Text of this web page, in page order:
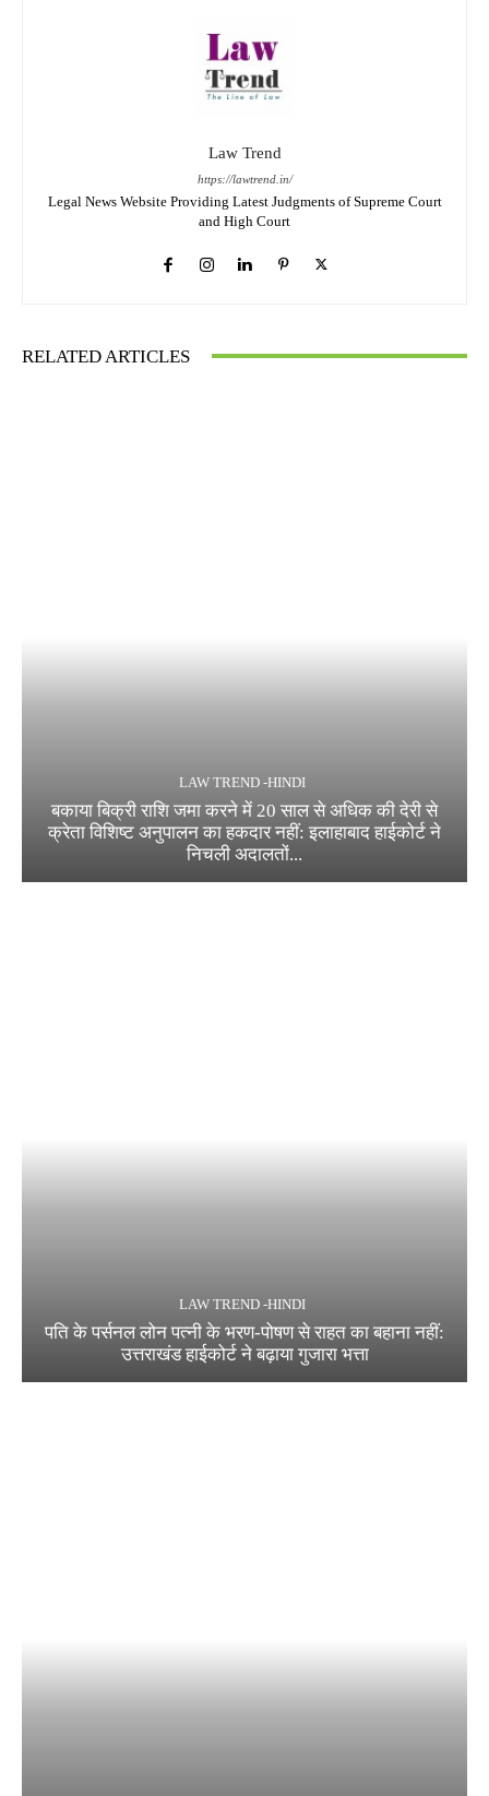
Law Trend
https://lawtrend.in/
Legal News Website Providing Latest Judgments of Supreme Court
and High Court
RELATED ARTICLES
LAW TREND -HINDI
बकाया बिक्री राशि जमा करने में 20 साल से अधिक की देरी से
क्रेता विशिष्ट अनुपालन का हकदार नहीं: इलाहाबाद हाईकोर्ट ने
निचली अदालतों...
LAW TREND -HINDI
पति के पर्सनल लोन पत्नी के भरण-पोषण से राहत का बहाना नहीं:
उत्तराखंड हाईकोर्ट ने बढ़ाया गुजारा भत्ता